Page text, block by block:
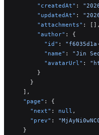
      "createdAt"
:
      "updatedAt"
:
      "attachments"
: [],
      "author"
: {
        "id"
:
        "name"
: "Jin
        "avatarUrl"
:
      }
    }
  ],
  "page"
: {
    "next"
: null ,
    "prev"
:
  }